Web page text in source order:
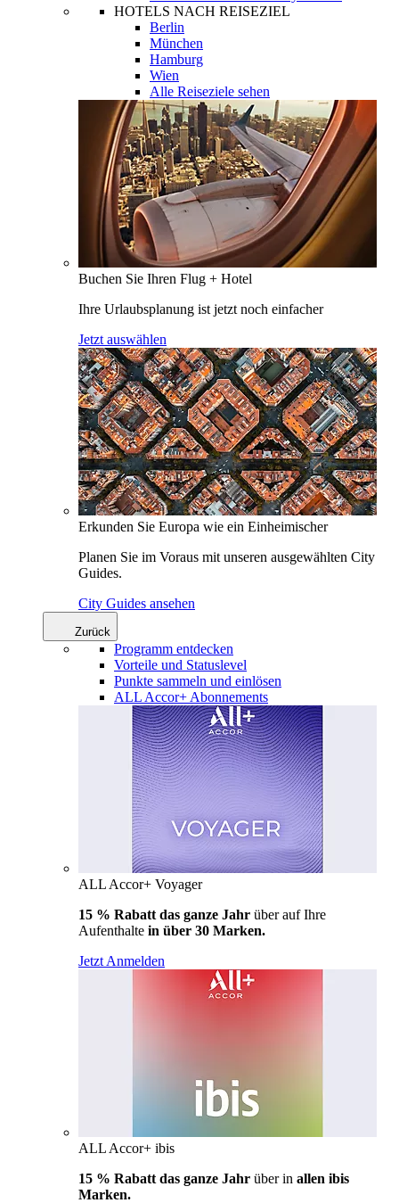
HOTELS NACH REISEZIEL
Berlin
München
Hamburg
Wien
Alle Reiseziele sehen
Buchen Sie Ihren Flug + Hotel
Ihre Urlaubsplanung ist jetzt noch einfacher
Jetzt auswählen
Erkunden Sie Europa wie ein Einheimischer
Planen Sie im Voraus mit unseren ausgewählten City
Guides.
City Guides ansehen
Zurück
Programm entdecken
Vorteile und Statuslevel
Punkte sammeln und einlösen
ALL Accor+ Abonnements
ALL Accor+ Voyager
15 % Rabatt das ganze Jahr über auf Ihre
Aufenthalte in über 30 Marken.
Jetzt Anmelden
ALL Accor+ ibis
15 % Rabatt das ganze Jahr über in allen ibis
Marken.